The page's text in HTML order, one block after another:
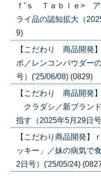
ｆ’ｓ Ｔａｂｌｅ> ア
ライ品の認知拡大（
9)
【こだわり 商品開発
ボ／レンコンパウダー
号）('25/06/08) (0829)
【こだわり 商品開発
クラダシ／新ブラン
指す（2025年5月29日
【こだわり商品開発】
ッキー」／妹の病気で
2日号）('25/05/24)